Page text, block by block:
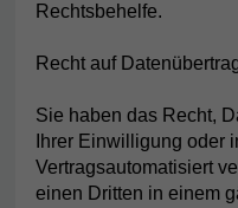
Rechtsbehelfe.
Recht auf
Sie haben das Recht,
Ihrer Einwilligung oder
Vertragsautomatisiert
einen Dritten in einem